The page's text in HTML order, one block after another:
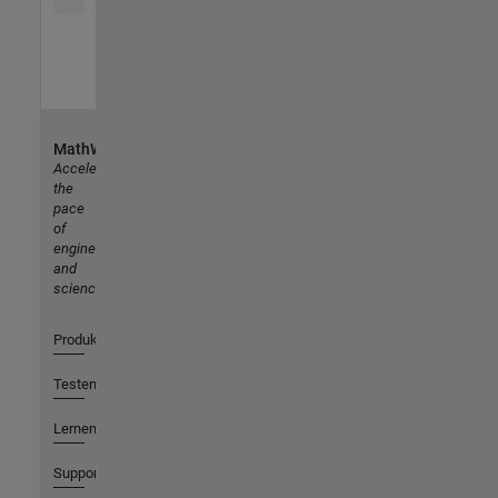
MathWorks
Accelerating
the
pace
of
engineering
and
science
Produkte
Testen oder Kaufen
Lernen
Support